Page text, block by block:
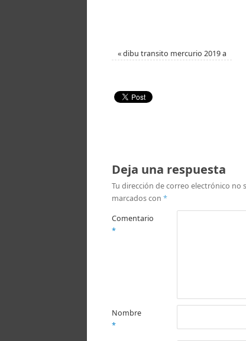
«dibu transito mercurio 2019 a
Deja una respuesta
Tu dirección de correo electrónico no
marcados con *
Comentario
*
Nombre
*